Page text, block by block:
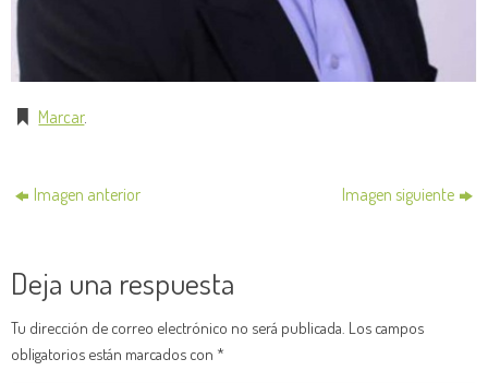
Marcar.
Imagen anterior Imagen siguiente
Deja una respuesta
Tu dirección de correo electrónico no será publicada. Los campos
obligatorios están marcados con *